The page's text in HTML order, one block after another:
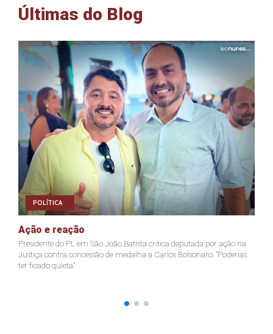
Últimas do Blog
POLÍTICA
Ação e reação
Presidente do PL em São João Batista critica deputada por ação na
Justiça contra concessão de medalha a Carlos Bolsonaro: "Poderias
ter ficado quieta"